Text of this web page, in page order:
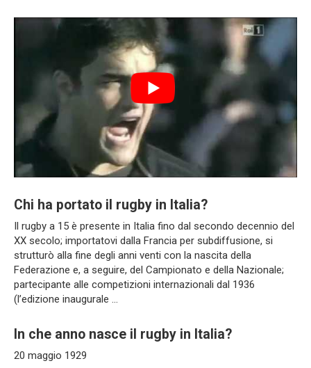
Chi ha portato il rugby in Italia?
Il rugby a 15 è presente in Italia fino dal secondo decennio del
XX secolo; importatovi dalla Francia per subdiffusione, si
strutturò alla fine degli anni venti con la nascita della
Federazione e, a seguire, del Campionato e della Nazionale;
partecipante alle competizioni internazionali dal 1936
(l’edizione inaugurale …
In che anno nasce il rugby in Italia?
20 maggio 1929